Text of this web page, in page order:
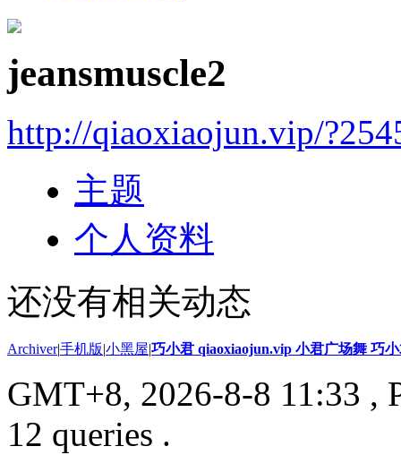
jeansmuscle2
http://qiaoxiaojun.vip/
主题
个人资料
还没有相关动态
Archiver|手机版|小黑屋|巧小君 qiaoxiaojun.vip 小君广场舞 巧
GMT+8, 2026-8-8 11:33 ,
12 queries .